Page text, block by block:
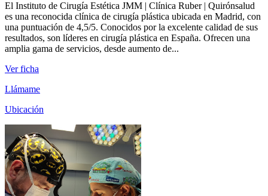
El Instituto de Cirugía Estética JMM | Clínica Ruber | Quirónsalud
es una reconocida clínica de cirugía plástica ubicada en Madrid, con
una puntuación de 4,5/5. Conocidos por la excelente calidad de sus
resultados, son líderes en cirugía plástica en España. Ofrecen una
amplia gama de servicios, desde aumento de...
Ver ficha
Llámame
Ubicación